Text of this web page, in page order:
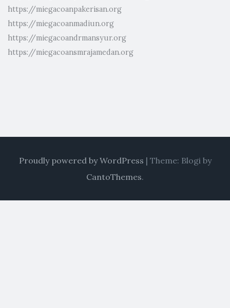
https://miegacoanpakerisan.org
https://miegacoanmadiun.org
https://miegacoandrmansyur.org
https://miegacoansmrajamedan.org
Proudly powered by WordPress | Theme: Blogi by
CantoThemes.